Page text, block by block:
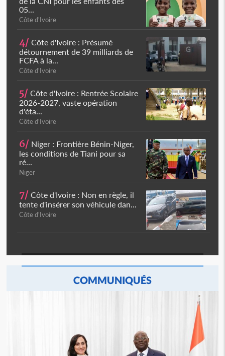
05...
Côte d'Ivoire
4/ Côte d'Ivoire : Présumé
détournement de 39 milliards de
FCFA à la...
Côte d'Ivoire
5/ Côte d'Ivoire : Rentrée Scolaire
2026-2027, vaste opération
d'éta...
Côte d'Ivoire
6/ Niger : Frontière Bénin-Niger,
les conditions de Tiani pour sa
ré...
Niger
7/ Côte d'Ivoire : Non en règle, il
tente d'insérer son véhicule dan...
Côte d'Ivoire
COMMUNIQUÉS